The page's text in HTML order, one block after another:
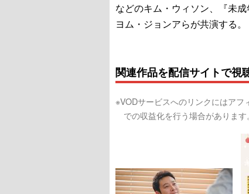
などのキム・ウィソン、『未
ヨム・ジョンアらが共演する。
関連作品を配信サイトで視
※VODサービスへのリンクにはア
での収益化を行う場合があります。